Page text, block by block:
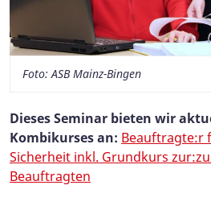
Foto: ASB Mainz-Bingen
Dieses Seminar bieten wir
Kombikurses an: Beauftragte:r
Sicherheit inkl. Grundkurs
Beauftragten